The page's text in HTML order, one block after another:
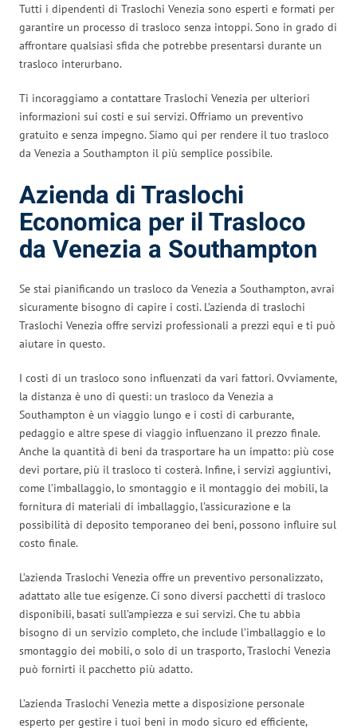
Tutti i dipendenti di Traslochi Venezia sono esperti e formati per
garantire un processo di trasloco senza intoppi. Sono in grado di
affrontare qualsiasi sfida che potrebbe presentarsi durante un
trasloco interurbano.
Ti incoraggiamo a contattare Traslochi Venezia per ulteriori
informazioni sui costi e sui servizi. Offriamo un preventivo
gratuito e senza impegno. Siamo qui per rendere il tuo trasloco
da Venezia a Southampton il più semplice possibile.
Azienda di Traslochi
Economica per il Trasloco
da Venezia a Southampton
Se stai pianificando un trasloco da Venezia a Southampton, avrai
sicuramente bisogno di capire i costi. L’azienda di traslochi
Traslochi Venezia offre servizi professionali a prezzi equi e ti può
aiutare in questo.
I costi di un trasloco sono influenzati da vari fattori. Ovviamente,
la distanza è uno di questi: un trasloco da Venezia a
Southampton è un viaggio lungo e i costi di carburante,
pedaggio e altre spese di viaggio influenzano il prezzo finale.
Anche la quantità di beni da trasportare ha un impatto: più cose
devi portare, più il trasloco ti costerà. Infine, i servizi aggiuntivi,
come l’imballaggio, lo smontaggio e il montaggio dei mobili, la
fornitura di materiali di imballaggio, l’assicurazione e la
possibilità di deposito temporaneo dei beni, possono influire sul
costo finale.
L’azienda Traslochi Venezia offre un preventivo personalizzato,
adattato alle tue esigenze. Ci sono diversi pacchetti di trasloco
disponibili, basati sull’ampiezza e sui servizi. Che tu abbia
bisogno di un servizio completo, che include l’imballaggio e lo
smontaggio dei mobili, o solo di un trasporto, Traslochi Venezia
può fornirti il pacchetto più adatto.
L’azienda Traslochi Venezia mette a disposizione personale
esperto per gestire i tuoi beni in modo sicuro ed efficiente,